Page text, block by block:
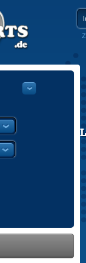
POLISH